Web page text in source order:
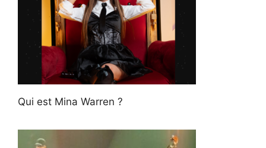
Qui est Mina Warren ?